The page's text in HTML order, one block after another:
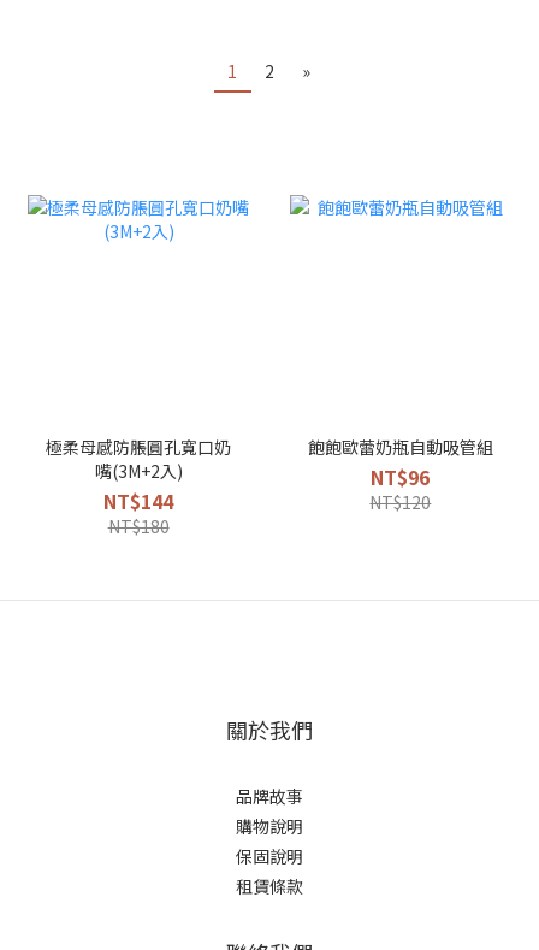
1 2 »
極柔母感防脹圓孔寬口奶
嘴(3M+2入)
NT$144
NT$180
飽飽歐蕾奶瓶自動吸管組
NT$96
NT$120
關於我們
品牌故事
購物說明
保固說明
租賃條款